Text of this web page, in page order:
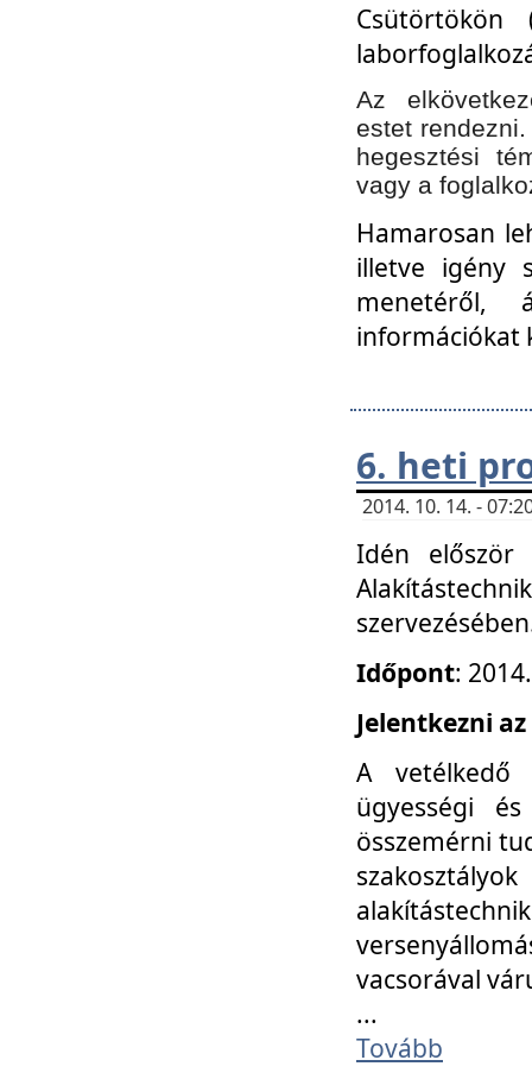
Az
estet
hegesztési
vagy a
Hamarosan
illetve igény
menetéről,
információkat
6. heti
2014. 10. 14. -
Idén
Időpont:
Jelentkezni az
A vetélkedő
ügyességi
összemérni
vacsorával
...
Tovább